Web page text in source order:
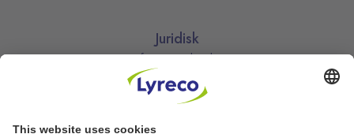
Juridisk
Informasjonskapsler
Kjøpsbetingelser
Personvernerklæring
Vilkår
Vilkår for kundeklubben